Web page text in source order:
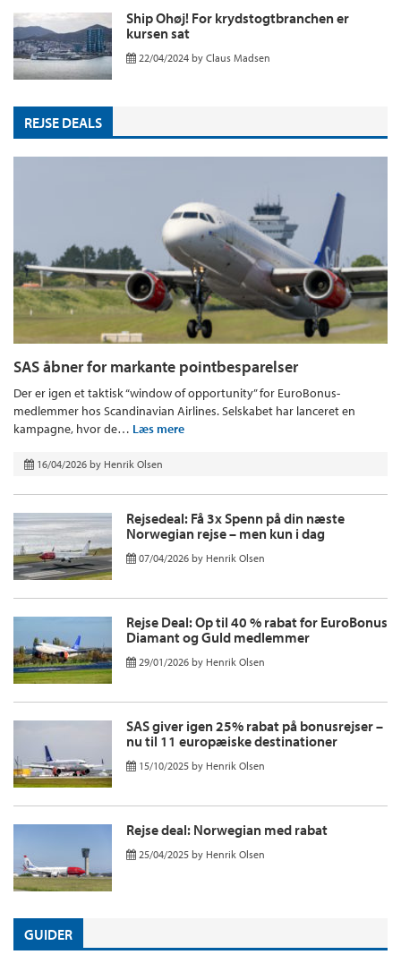
Ship Ohøj! For krydstogtbranchen er
kursen sat
22/04/2024 by Claus Madsen
REJSE DEALS
SAS åbner for markante pointbesparelser
Der er igen et taktisk “window of opportunity” for EuroBonus-
medlemmer hos Scandinavian Airlines. Selskabet har lanceret en
kampagne, hvor de… Læs mere
16/04/2026 by Henrik Olsen
Rejsedeal: Få 3x Spenn på din næste
Norwegian rejse – men kun i dag
07/04/2026 by Henrik Olsen
Rejse Deal: Op til 40 % rabat for EuroBonus
Diamant og Guld medlemmer
29/01/2026 by Henrik Olsen
SAS giver igen 25% rabat på bonusrejser –
nu til 11 europæiske destinationer
15/10/2025 by Henrik Olsen
Rejse deal: Norwegian med rabat
25/04/2025 by Henrik Olsen
GUIDER